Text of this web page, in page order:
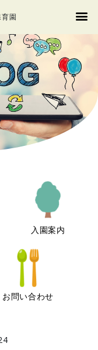
園
入園案内
お問い合わせ